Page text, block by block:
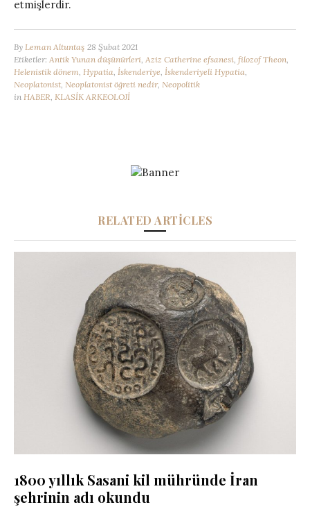
etmişlerdir.
By Leman Altuntaş 28 Şubat 2021
Etiketler: Antik Yunan düşünürleri Aziz Catherine efsanesi filozof Theon
Helenistik dönem Hypatia İskenderiye İskenderiyeli Hypatia
Neoplatonist Neoplatonist öğreti nedir, Neopolitik
in HABER KLASİK ARKEOLOJİ
RELATED ARTICLES
1800 yıllık Sasani kil mühründe İran
şehrinin adı okundu